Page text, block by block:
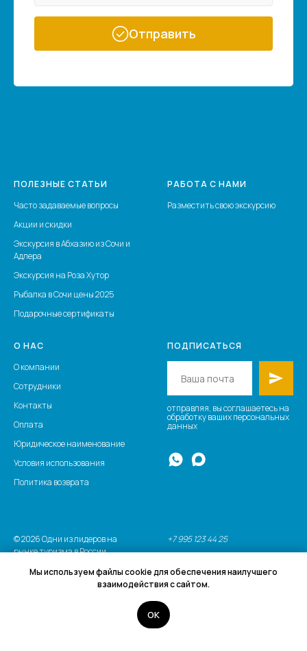
Отправить
ПОЛЕЗНЫЕ СТАТЬИ
Часто задаваемые вопросы
Акции и скидки
Экскурсия в Абхазию из Сочи и
Адлера
Экскурсия на Роза Хутор
Рыбалка в Сочи цены 2025
Подарочные сертификаты
РАБОТА С НАМИ
Разместить свою экскурсию
О НАС
О компании
Сотрудники
Контакты
Оплата
Юридическое наименование
Условия использования
Политика возврата
ПОДПИСАТЬСЯ
отправляя, вы соглашаетесь на
обработку ваших персональных
данных
© 2026 Одни из лидеров на
рынке туризма в России.
+7 995 123 44 25
Позвонить
Мы используем файлы cookie для обеспечения наилучшего
взаимодействия с сайтом.
ОК